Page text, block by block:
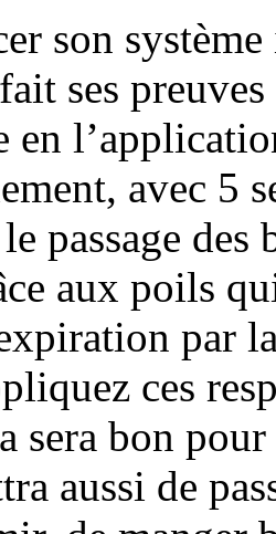
son
ses
en
avec 5
passage des
aux poils
par
ces
sera bon
aussi de